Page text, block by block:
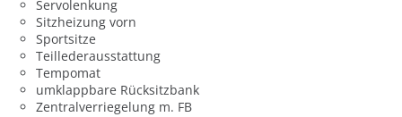
Servolenkung
Sitzheizung vorn
Sportsitze
Teillederausstattung
Tempomat
umklappbare Rücksitzbank
Zentralverriegelung m. FB